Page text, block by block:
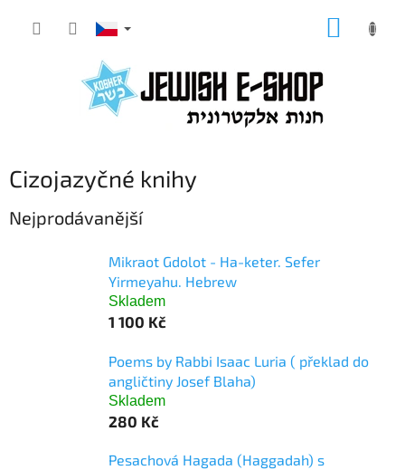
Cizojazyčné knihy
Nejprodávanější
Mikraot Gdolot - Ha-keter. Sefer
Yirmeyahu. Hebrew
Skladem
1 100 Kč
Poems by Rabbi Isaac Luria ( překlad do
angličtiny Josef Blaha)
Skladem
280 Kč
Pesachová Hagada (Haggadah) s